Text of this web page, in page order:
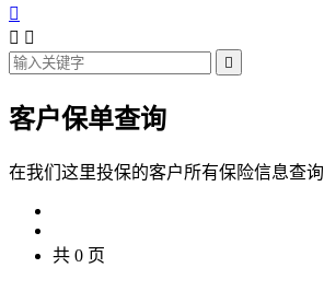

 

客户保单查询
在我们这里投保的客户所有保险信息查询
共 0 页